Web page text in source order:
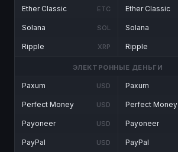
Ether Classic ETC
Solana SOL
Ripple XRP
Ether Classic
Solana
Ripple
ЭЛЕКТРОННЫЕ ДЕНЬГИ
Paxum USD
Perfect Money USD
Payoneer USD
PayPal USD
Paxum
Perfect Money
Payoneer
PayPal